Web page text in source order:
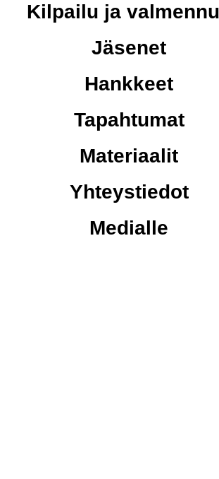
Kilpailu ja
Jäsenet
Hankkeet
Tapahtumat
Materiaalit
Yhteystiedot
Medialle